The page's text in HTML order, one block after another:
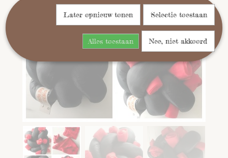
Later opnieuw tonen Selectie toestaan
Alles toestaan Nee, niet akkoord